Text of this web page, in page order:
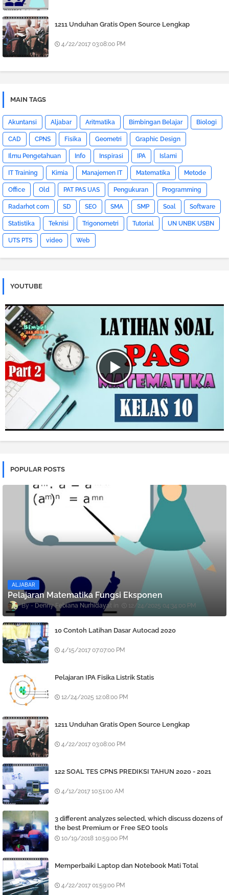
1211 Unduhan Gratis Open Source Lengkap
4/22/2017 03:08:00 PM
MAIN TAGS
Akuntansi Aljabar Aritmatika Bimbingan Belajar Biologi
CAD CPNS Fisika Geometri Graphic Design
Ilmu Pengetahuan Info Inspirasi IPA Islami
IT Training Kimia Manajemen IT Matematika Metode
Office Old PAT PAS UAS Pengukuran Programming
Radarhot com SD SEO SMA SMP Soal Software
Statistika Teknisi Trigonometri Tutorial UN UNBK USBN
UTS PTS video Web
YOUTUBE
POPULAR POSTS
ALJABAR
Pelajaran Matematika Fungsi Eksponen
Denny Febiana Nurhidayat 12/24/2025 04:34:00 PM
10 Contoh Latihan Dasar Autocad 2020
4/15/2017 07:07:00 PM
Pelajaran IPA Fisika Listrik Statis
12/24/2025 12:08:00 PM
1211 Unduhan Gratis Open Source Lengkap
4/22/2017 03:08:00 PM
122 SOAL TES CPNS PREDIKSI TAHUN 2020 - 2021
4/12/2017 10:51:00 AM
3 different analyzes selected, which discuss dozens of
the best Premium or Free SEO tools
10/19/2018 10:59:00 PM
Memperbaiki Laptop dan Notebook Mati Total
4/22/2017 01:59:00 PM